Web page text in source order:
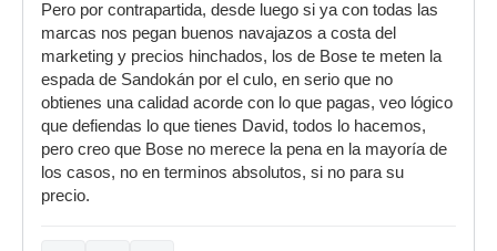
Pero por contrapartida, desde luego si ya con todas las
marcas nos pegan buenos navajazos a costa del
marketing y precios hinchados, los de Bose te meten la
espada de Sandokán por el culo, en serio que no
obtienes una calidad acorde con lo que pagas, veo lógico
que defiendas lo que tienes David, todos lo hacemos,
pero creo que Bose no merece la pena en la mayoría de
los casos, no en terminos absolutos, si no para su
precio.